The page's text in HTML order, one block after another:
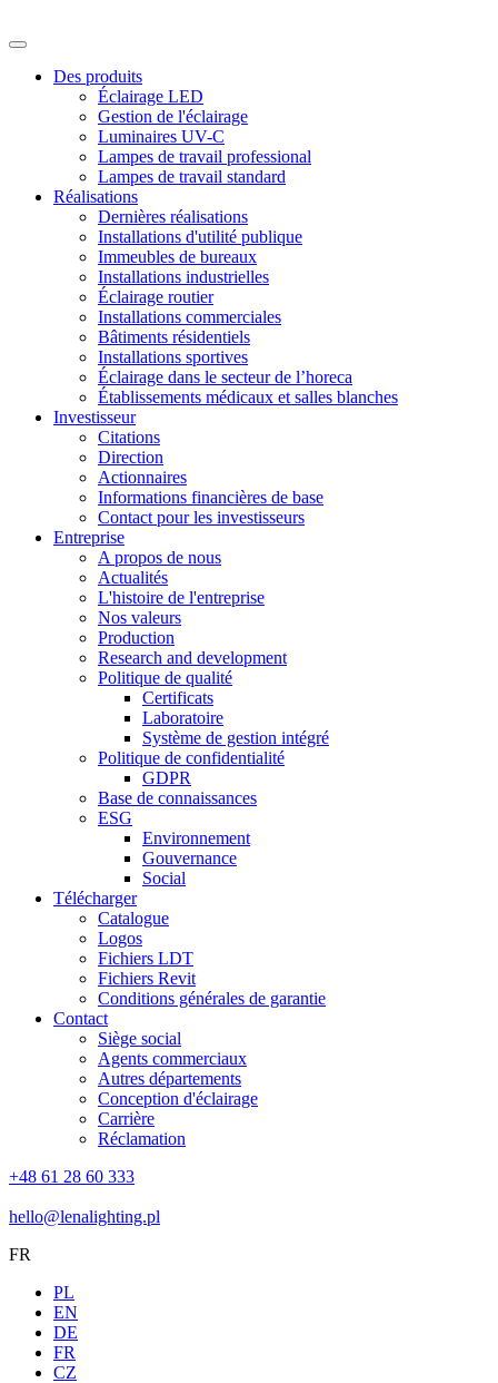
Des produits
Éclairage LED
Gestion de l'éclairage
Luminaires UV-C
Lampes de travail professional
Lampes de travail standard
Réalisations
Dernières réalisations
Installations d'utilité publique
Immeubles de bureaux
Installations industrielles
Éclairage routier
Installations commerciales
Bâtiments résidentiels
Installations sportives
Éclairage dans le secteur de l’horeca
Établissements médicaux et salles blanches
Investisseur
Citations
Direction
Actionnaires
Informations financières de base
Contact pour les investisseurs
Entreprise
A propos de nous
Actualités
L'histoire de l'entreprise
Nos valeurs
Production
Research and development
Politique de qualité
Certificats
Laboratoire
Système de gestion intégré
Politique de confidentialité
GDPR
Base de connaissances
ESG
Environnement
Gouvernance
Social
Télécharger
Catalogue
Logos
Fichiers LDT
Fichiers Revit
Conditions générales de garantie
Contact
Siège social
Agents commerciaux
Autres départements
Conception d'éclairage
Carrière
Réclamation
+48 61 28 60 333
hello@lenalighting.pl
FR
PL
EN
DE
FR
CZ